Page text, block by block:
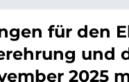
für den
und
2025